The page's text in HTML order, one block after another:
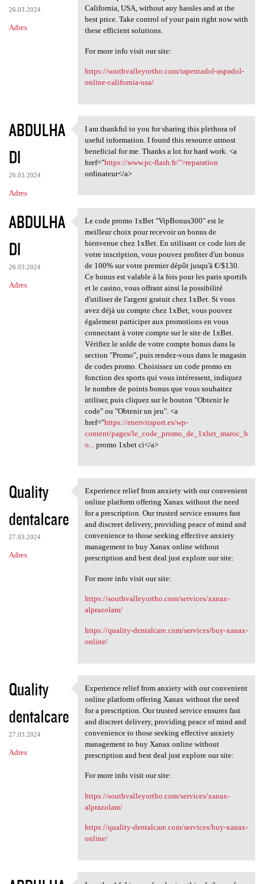
26.03.2024
Adres
California, USA, without any hassles and at the
best price. Take control of your pain right now with
these efficient solutions.
For more info visit our site:
https://southvalleyortho.com/tapentadol-aspadol-
online-california-usa/
ABDULHA
DI
26.03.2024
Adres
I am thankful to you for
I am thankful to you for sharing this plethora of
useful information. I found this resource utmost
beneficial for me. Thanks a lot for hard work. <a
href="https://www.pc-flash.fr/">reparation
ordinateur</a>
ABDULHA
DI
26.03.2024
Adres
Le code promo 1xBet
Le code promo 1xBet "VipBonus300" est le
meilleur choix pour recevoir un bonus de
bienvenue chez 1xBet. En utilisant ce code lors de
votre inscription, vous pouvez profiter d'un bonus
de 100% sur votre premier dépôt jusqu'à €/$130.
Ce bonus est valable à la fois pour les paris sportifs
et le casino, vous offrant ainsi la possibilité
d'utiliser de l'argent gratuit chez 1xBet. Si vous
avez déjà un compte chez 1xBet, vous pouvez
également participer aux promotions en vous
connectant à votre compte sur le site de 1xBet.
Vérifiez le solde de votre compte bonus dans la
section "Promo", puis rendez-vous dans le magasin
de codes promo. Choisissez un code promo en
fonction des sports qui vous intéressent, indiquez
le nombre de points bonus que vous souhaitez
utiliser, puis cliquez sur le bouton "Obtenir le
code" ou "Obtenir un jeu". <a
href="https://enervitsport.es/wp-
content/pages/le_code_promo_de_1xbet_maroc_b
o...
promo 1xbet ci</a>
Quality
dentalcare
27.03.2024
Adres
Experience relief from
Experience relief from anxiety with our convenient
online platform offering Xanax without the need
for a prescription. Our trusted service ensures fast
and discreet delivery, providing peace of mind and
convenience to those seeking effective anxiety
management to buy Xanax online without
prescription and best deal just explore our site:
For more info visit our site:
https://southvalleyortho.com/services/xanax-
alprazolam/
https://quality-dentalcare.com/services/buy-xanax-
online/
Quality
dentalcare
27.03.2024
Adres
Experience relief from
Experience relief from anxiety with our convenient
online platform offering Xanax without the need
for a prescription. Our trusted service ensures fast
and discreet delivery, providing peace of mind and
convenience to those seeking effective anxiety
management to buy Xanax online without
prescription and best deal just explore our site:
For more info visit our site:
https://southvalleyortho.com/services/xanax-
alprazolam/
https://quality-dentalcare.com/services/buy-xanax-
online/